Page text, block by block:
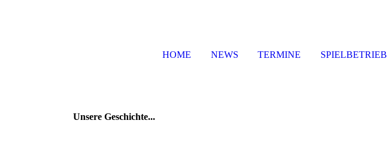
HOME NEWS TERMINE SPIELBETRIEB
Unsere Geschichte...